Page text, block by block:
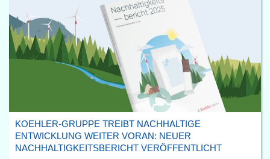
KOEHLER-GRUPPE TREIBT NACHHALTIGE
ENTWICKLUNG WEITER VORAN: NEUER
NACHHALTIGKEITSBERICHT VERÖFFENTLICHT